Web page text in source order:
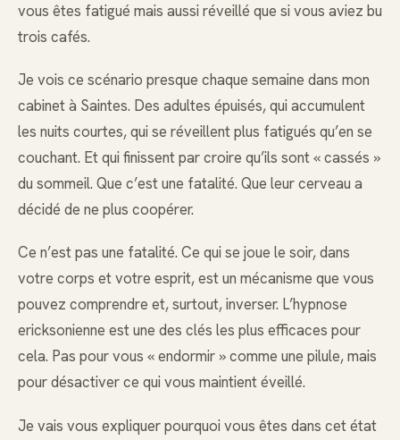
vous êtes fatigué mais aussi réveillé que si vous aviez bu
trois cafés.
Je vois ce scénario presque chaque semaine dans mon
cabinet à Saintes. Des adultes épuisés, qui accumulent
les nuits courtes, qui se réveillent plus fatigués qu’en se
couchant. Et qui finissent par croire qu’ils sont « cassés »
du sommeil. Que c’est une fatalité. Que leur cerveau a
décidé de ne plus coopérer.
Ce n’est pas une fatalité. Ce qui se joue le soir, dans
votre corps et votre esprit, est un mécanisme que vous
pouvez comprendre et, surtout, inverser. L’hypnose
ericksonienne est une des clés les plus efficaces pour
cela. Pas pour vous « endormir » comme une pilule, mais
pour désactiver ce qui vous maintient éveillé.
Je vais vous expliquer pourquoi vous êtes dans cet état